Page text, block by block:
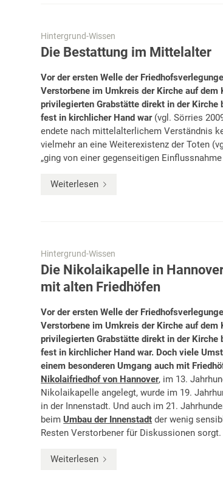
Hintergrund-Wissen
Die Bestattung im Mittelalter
Vor der ersten Welle der
Verstorbene im Umkreis der Kirche auf
privilegierten Grabstätte direkt in der
fest in kirchlicher Hand war(vgl. Sörries
endete nach mittelalterlichem Verständnis
vielmehr an eine Weiterexistenz der Toten
„ging von einer gegenseitigen
Weiterlesen
Hintergrund-Wissen
Die Nikolaikapelle in
mit alten Friedhöfen
Vor der ersten Welle der
Verstorbene im Umkreis der Kirche auf
privilegierten Grabstätte direkt in der
fest in kirchlicher Hand war. Doch viele
einem besonderen Umgang auch mit
Nikolaifriedhof von Hannover, im 13.
Nikolaikapelle angelegt, wurde im 19.
in der Innenstadt. Und auch im 21.
beimUmbau der Innenstadt der wenig
Resten Verstorbener für Diskussionen sorgt.
Weiterlesen